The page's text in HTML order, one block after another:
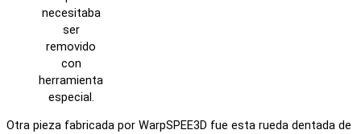
necesitaba
ser
removido
con
herramienta
especial.
Otra pieza fabricada por WarpSPEE3D fue esta rueda dentada de